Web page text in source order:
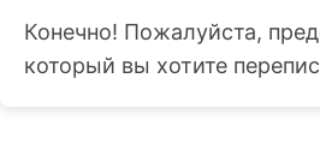
Конечно! Пожалуйста,
который вы хотите